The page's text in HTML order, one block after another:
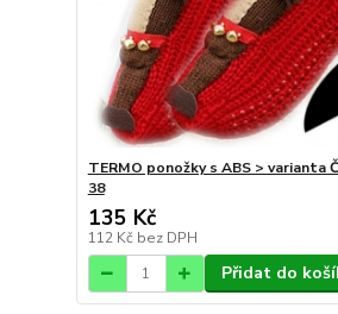
TERMO ponožky s ABS > varianta
38
135 Kč
112 Kč bez DPH
Přidat do